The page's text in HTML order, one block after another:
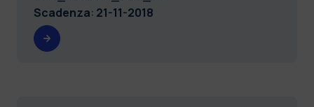
Scadenza: 21-11-2018